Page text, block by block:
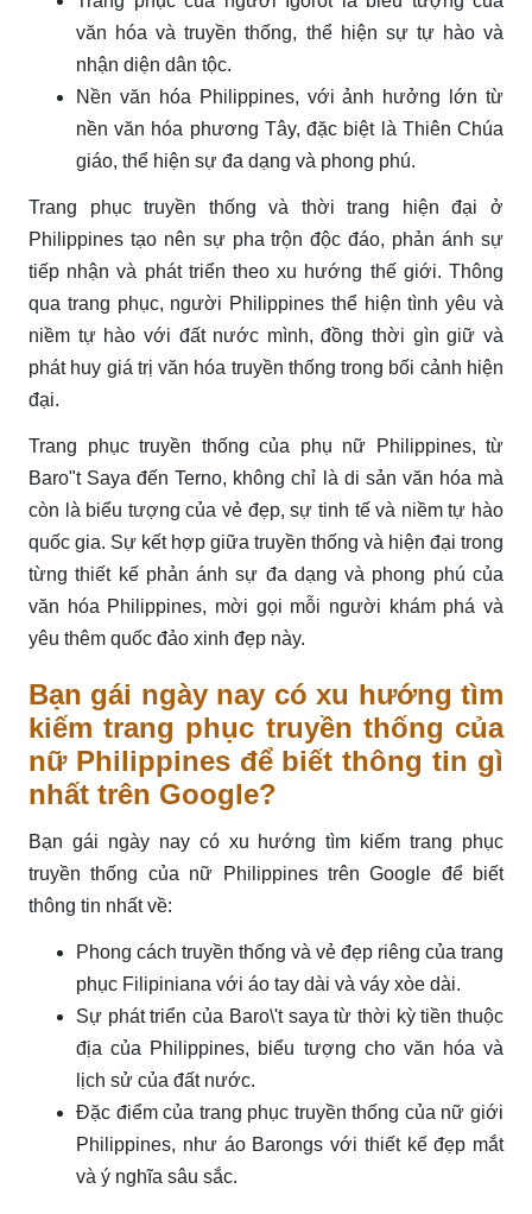
văn hóa và truyền thống, thể hiện sự tự hào và
nhận diện dân tộc.
Nền văn hóa Philippines, với ảnh hưởng lớn từ
nền văn hóa phương Tây, đặc biệt là Thiên Chúa
giáo, thể hiện sự đa dạng và phong phú.
Trang phục truyền thống và thời trang hiện đại ở
Philippines tạo nên sự pha trộn độc đáo, phản ánh sự
tiếp nhận và phát triển theo xu hướng thế giới. Thông
qua trang phục, người Philippines thể hiện tình yêu và
niềm tự hào với đất nước mình, đồng thời gìn giữ và
phát huy giá trị văn hóa truyền thống trong bối cảnh hiện
đại.
Trang phục truyền thống của phụ nữ Philippines, từ
Baro"t Saya đến Terno, không chỉ là di sản văn hóa mà
còn là biểu tượng của vẻ đẹp, sự tinh tế và niềm tự hào
quốc gia. Sự kết hợp giữa truyền thống và hiện đại trong
từng thiết kế phản ánh sự đa dạng và phong phú của
văn hóa Philippines, mời gọi mỗi người khám phá và
yêu thêm quốc đảo xinh đẹp này.
Bạn gái ngày nay có xu hướng tìm
kiếm trang phục truyền thống của
nữ Philippines để biết thông tin gì
nhất trên Google?
Bạn gái ngày nay có xu hướng tìm kiếm trang phục
truyền thống của nữ Philippines trên Google để biết
thông tin nhất về:
Phong cách truyền thống và vẻ đẹp riêng của trang
phục Filipiniana với áo tay dài và váy xòe dài.
Sự phát triển của Baro\'t saya từ thời kỳ tiền thuộc
địa của Philippines, biểu tượng cho văn hóa và
lịch sử của đất nước.
Đặc điểm của trang phục truyền thống của nữ giới
Philippines, như áo Barongs với thiết kế đẹp mắt
và ý nghĩa sâu sắc.